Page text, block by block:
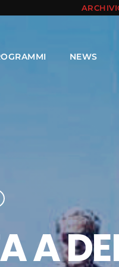
NEWS
A